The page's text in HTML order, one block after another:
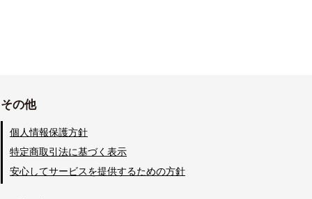
その他
個人情報保護方針
特定商取引法に基づく表示
安心してサービスを提供するための方針